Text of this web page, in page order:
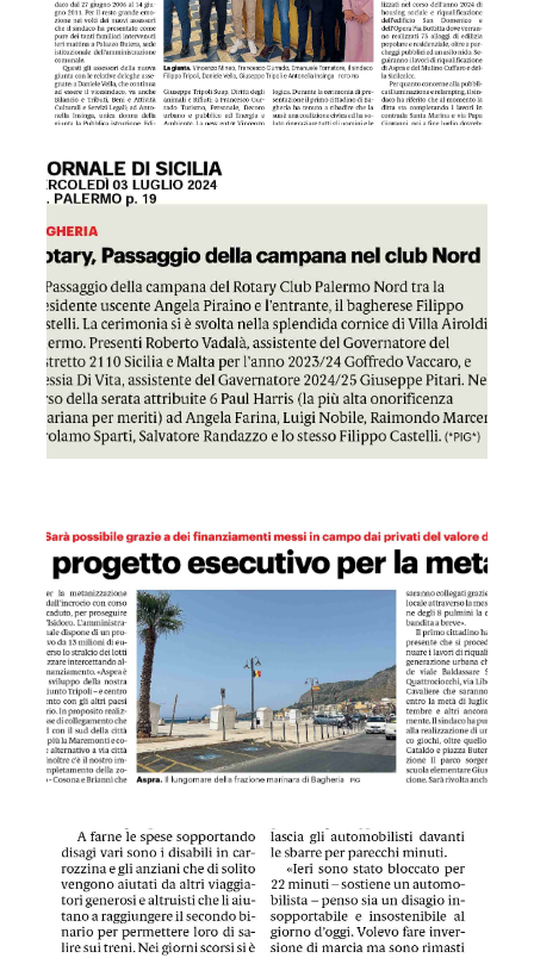
GDS 03/07/2024 Rotary, Passaggio della campana nel club
GDS 03/07/2024 Stazione di Bagheria , continuano i disagi